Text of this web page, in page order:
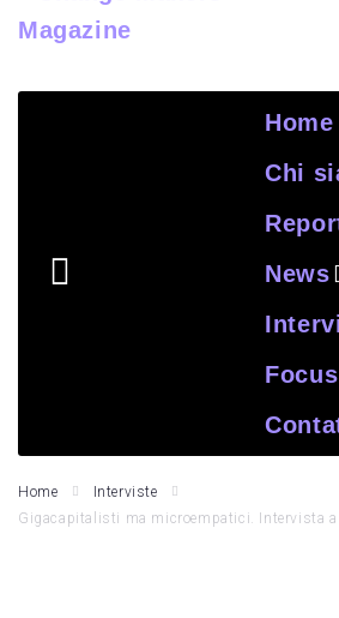
Home
Chi
News
Home
Interviste
Gigacapitalisti ma microempatici. Intervista a